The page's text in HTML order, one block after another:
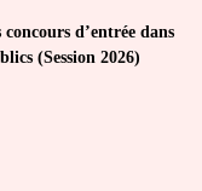
d’entrée dans
(Session 2026)